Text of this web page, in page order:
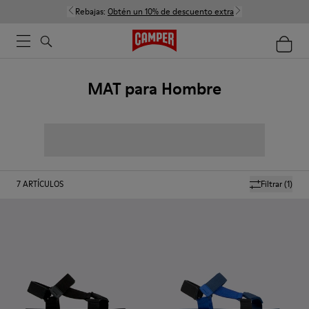
Rebajas: Obtén un 10% de descuento extra
MAT para Hombre
Filtrar(1)
7ARTÍCULOS